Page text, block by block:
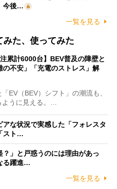
今後…
一覧を見る
た、使ってみた
注累計6000台】BEV普及の障壁と
の不安」「充電のストレス」解
EV（BEV）シフト」の潮流も、
うに見える。…
アな状況で実感した「フォレスタ
スト…
」と戸惑うのには理由があっ
る躍進…
一覧を見る